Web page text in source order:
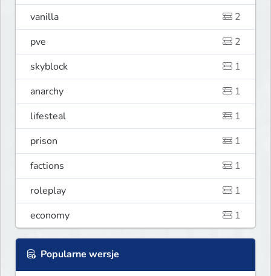
vanilla
2
pve
2
skyblock
1
anarchy
1
lifesteal
1
prison
1
factions
1
roleplay
1
economy
1
Popularne wersje